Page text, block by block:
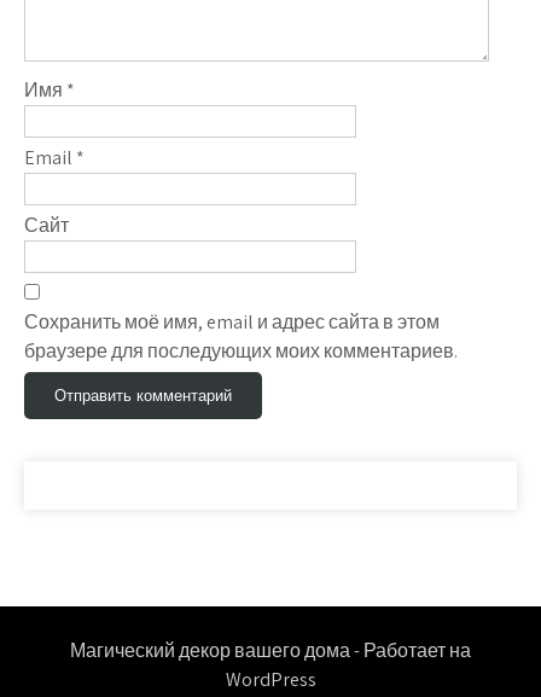
Имя *
Email *
Сайт
Сохранить моё имя, email и адрес сайта в этом
браузере для последующих моих комментариев.
Магический декор вашего дома - Работает на
WordPress